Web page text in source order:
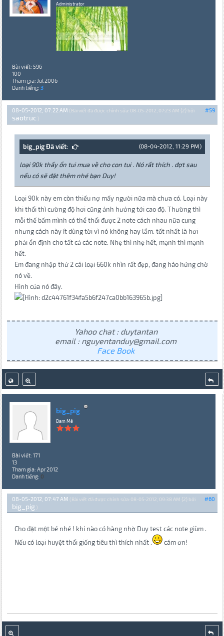
Administrator
Bài viết: 596
100
Tham gia: Jul 2006
Danh tiếng: 3
#59
08-05-2012, 07:22 AM (Bài viết đã được chỉnh sửa: 08-05-2012, 07:23 AM {2} bởi
saotruc .)
(08-04-2012, 11:29 PM)
big_pig Đã viết:
loại 90k thấy ổn tui mua về cho con tui . Nó rất thích . đợt sau
nếu có sẽ đặt thêm nhé bạn Duy!
Loại 90k này em còn thiếu nợ mấy người nữa mà chưa có. Loại này
khi thổi thì cường độ hơi cũng ảnh hưởng tới cao độ. Thường thì
mỗi thế bấm mình có thể thổi được 2 note cách nhau nữa cung
nhưng cách này ít dùng tời vì nó không hay lắm. tốt nhất là hơi
phải ổn định cho tất cả các note. Nhẹ thì nhẹ hết, mạnh thì mạnh
hết.
Em đang nhập thử 2 cái loại 660k nhìn rất đẹp, đang háo hứng chờ
nó về.
Hình của nó đây.
Yahoo chat : duytantan
email : nguyentanduy@gmail.com
Face Book
big_pig
Đam Mê
Bài viết: 171
13
Tham gia: Apr 2012
Danh tiếng: 0
#60
08-05-2012, 07:47 AM (Bài viết đã được chỉnh sửa: 08-05-2012, 09:38 AM {2} bởi
big_pig.)
Cho đặt một bé nhé ! khi nào có hàng nhờ Duy test các note giùm .
Nếu có loại huyệt thổi giống tiêu thì thích nhất .
cám ơn!